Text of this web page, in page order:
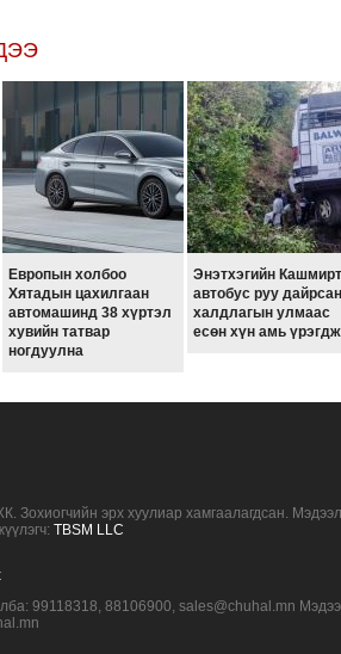
Европын холбоо
Хятадын цахилгаан
автомашинд 38 хүртэл
хувийн татвар
ногдуулна
Энэтхэгийн Кашмирт
автобус руу дайрсан
халдлагын улмаас
есөн хүн амь
Зохиогчийн эрх хуулиар хамгаалагдсан.
TBSM LLC
99118318, 88106900, sales@chuhal.mn